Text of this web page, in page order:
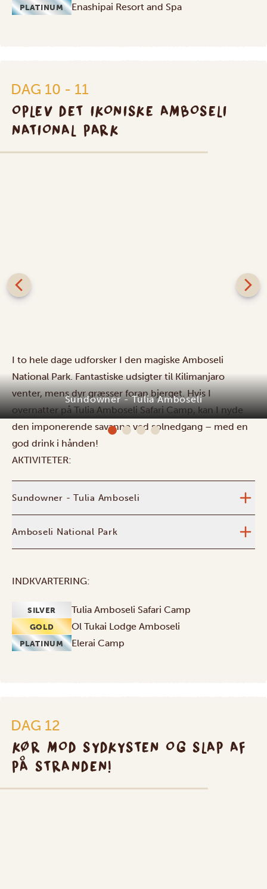
PLATINUM Enashipai Resort and Spa
DAG 10 - 11
OPLEV DET IKONISKE AMBOSELI
NATIONAL PARK
Sundowner - Tulia Amboseli
I to hele dage udforsker I den magiske Amboseli
National Park. Fantastiske udsigter til Kilimanjaro
venter, mens dyr græsser foran bjerget. Hvis I
overnatter på Tulia Amboseli Safari Camp, kan I nyde
den imponerende savanne ved solnedgang – med en
god drink i hånden!
AKTIVITETER:
Sundowner - Tulia Amboseli
Amboseli National Park
INDKVARTERING:
SILVER Tulia Amboseli Safari Camp
GOLD Ol Tukai Lodge Amboseli
PLATINUM Elerai Camp
DAG 12
KØR MOD SYDKYSTEN OG SLAP AF
PÅ STRANDEN!